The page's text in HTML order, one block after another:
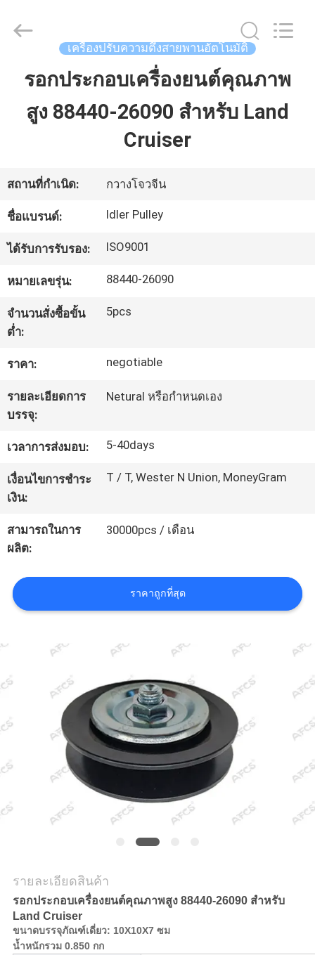
บ้าน
สินค้า
วิดีโอ
เกี่ยว
กับ
เรา
ทัวร์
โรงงาน
การ
ควบคุม
คุณภาพ
ติดต่อ
เรา
ข่าว
ทุน
แผนผัง
เว็บไซต์
นโยบาย
ความ
เป็น
DAXIN
AUTO
เครื่องปรับความตึงสายพานอัตโนมัติ
รอกประกอบเครื่องยนต์คุณภาพ
สูง 88440-26090 สำหรับ Land
Cruiser
สถานที่กำเนิด: กวางโจวจีน
ชื่อแบรนด์: Idler Pulley
ได้รับการรับรอง: ISO9001
หมายเลขรุ่น: 88440-26090
จำนวนสั่งซื้อขั้น
ต่ำ:
5pcs
ราคา: negotiable
รายละเอียดการ
บรรจุ:
Netural หรือกำหนดเอง
เวลาการส่งมอบ: 5-40days
เงื่อนไขการชำระ
เงิน:
T / T, Wester N Union, MoneyGram
สามารถในการ
ผลิต:
30000pcs / เดือน
ราคาถูกที่สุด
รายละเอียดสินค้า
รอกประกอบเครื่องยนต์คุณภาพสูง 88440-26090 สำหรับ
Land Cruiser
ขนาดบรรจุภัณฑ์เดี่ยว: 10X10X7 ซม
น้ำหนักรวม 0.850 กก